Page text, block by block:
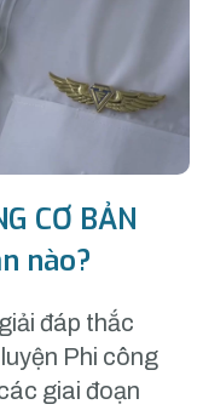
CƠ BẢN
nào?
đáp thắc
Phi công
giai đoạn